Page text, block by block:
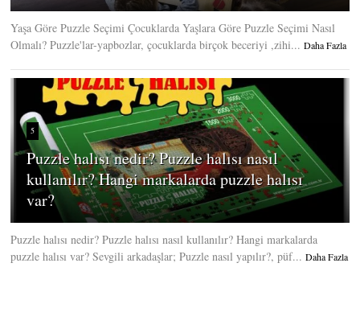
Yaşa Göre Puzzle Seçimi Çocuklarda Yaşlara Göre Puzzle Seçimi Nasıl
Olmalı? Puzzle'lar-yapbozlar, çocuklarda birçok beceriyi ,zihi... Daha Fazla
5
Puzzle halısı nedir? Puzzle halısı nasıl
kullanılır? Hangi markalarda puzzle halısı
var?
Puzzle halısı nedir? Puzzle halısı nasıl kullanılır? Hangi markalarda
puzzle halısı var? Sevgili arkadaşlar; Puzzle nasıl yapılır?, püf... Daha Fazla